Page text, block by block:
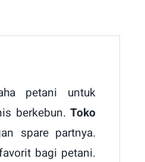
petani untuk
berkebun. Toko
spare partnya.
bagi petani.